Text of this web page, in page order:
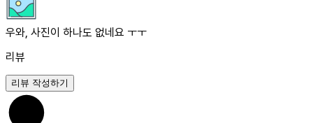
우와, 사진이 하나도 없네요 ㅜㅜ
리뷰
리뷰 작성하기